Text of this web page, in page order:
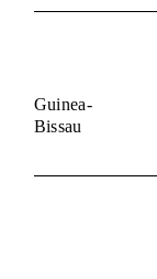
Guinea-
Bissau